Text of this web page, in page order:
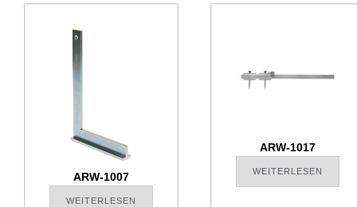
ARW-1007
WEITERLESEN
ARW-1017
WEITERLESEN